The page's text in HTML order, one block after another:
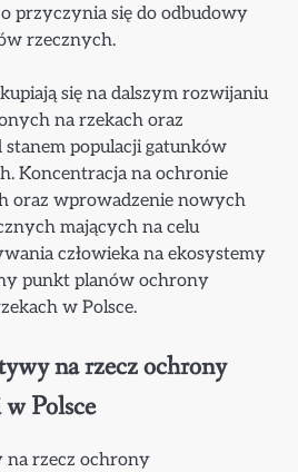
przyczynia się do odbudowy
rzecznych.
się na dalszym rozwijaniu
na rzekach oraz
stanem populacji gatunków
Koncentracja na ochronie
oraz wprowadzenie nowych
mających na celu
człowieka na ekosystemy
punkt planów ochrony
w Polsce.
na rzecz ochrony
Polsce
rzecz ochrony